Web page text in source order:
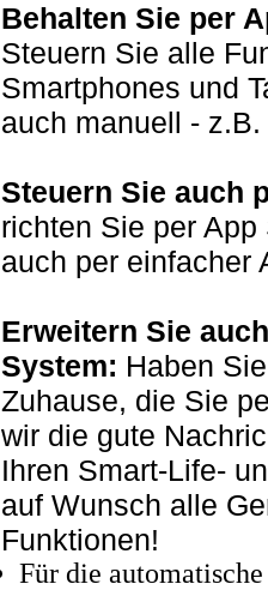
Behalten Sie per
Steuern Sie alle
Smartphones und
auch manuell -
Steuern Sie auch
richten Sie per
auch per einfacher
Erweitern Sie
System: Haben
Zuhause, die Sie
wir die gute
Ihren Smart-Life-
auf Wunsch alle
Funktionen!
Für die